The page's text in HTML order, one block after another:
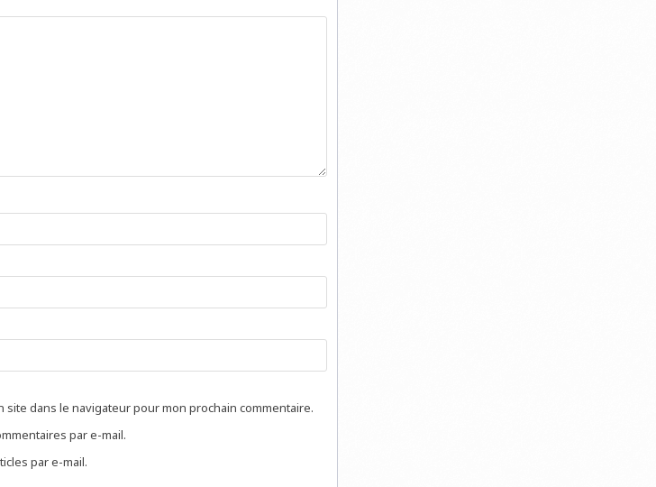
site dans le navigateur pour mon prochain commentaire.
par e-mail.
par e-mail.